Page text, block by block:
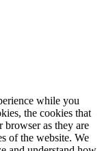
while you
the cookies that
browser as they are
of the website. We